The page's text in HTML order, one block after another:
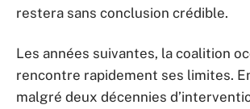
restera sans conclusion crédible.
Les années suivantes, la coalition
rencontre rapidement ses limites.
malgré deux décennies